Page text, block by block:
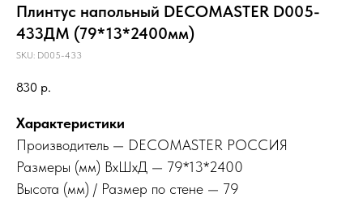
Плинтус напольный DECOMASTER D005-
433ДМ (79*13*2400мм)
SKU: D005-433
830 р.
Характеристики
Производитель — DECOMASTER РОССИЯ
Размеры (мм) ВхШхД — 79*13*2400
Высота (мм) / Размер по стене — 79